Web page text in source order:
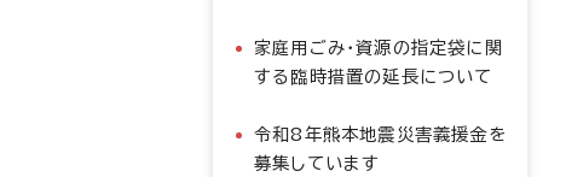
家庭用ごみ・資源の指定袋に関
する臨時措置の延長について
令和8年熊本地震災害義援金を
募集しています